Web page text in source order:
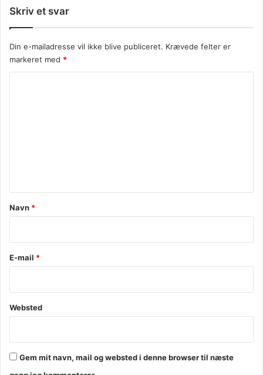
Skriv et svar
Din e-mailadresse vil ikke blive publiceret. Krævede felter er
markeret med *
a
Navn *
E-mail *
Websted
Gem mit navn, mail og websted i denne browser til næste